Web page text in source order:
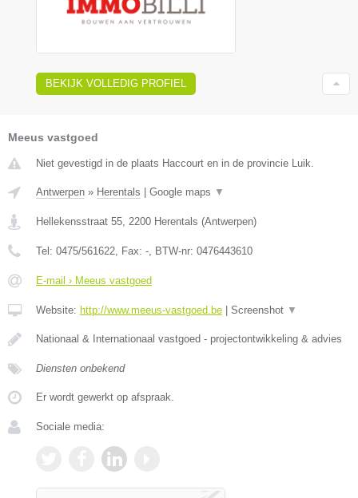
BEKIJK VOLLEDIG PROFIEL
Meeus vastgoed
Niet gevestigd in de plaats Haccourt en in de provincie Luik.
Antwerpen » Herentals Google maps ▼
Hellekensstraat 55, 2200 Herentals (Antwerpen)
Tel: 0475/561622, Fax: -, BTW-nr: 0476443610
E-mail › Meeus vastgoed
Website: http://www.meeus-vastgoed.be Screenshot ▼
Nationaal & Internationaal vastgoed - projectontwikkeling & advies
Diensten onbekend
Er wordt gewerkt op afspraak.
Sociale media: